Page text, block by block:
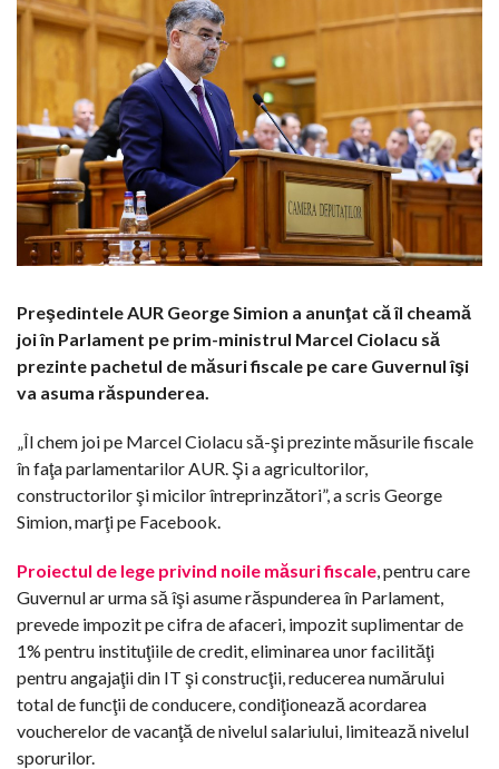
Preşedintele AUR George Simion a anunţat că îl cheamă
joi în Parlament pe prim-ministrul Marcel Ciolacu să
prezinte pachetul de măsuri fiscale pe care Guvernul îşi
va asuma răspunderea.
„Îl chem joi pe Marcel Ciolacu să-şi prezinte măsurile fiscale
în faţa parlamentarilor AUR. Şi a agricultorilor,
constructorilor şi micilor întreprinzători”, a scris George
Simion, marţi pe Facebook.
Proiectul de lege privind noile măsuri fiscale , pentru care
Guvernul ar urma să îşi asume răspunderea în Parlament,
prevede impozit pe cifra de afaceri, impozit suplimentar de
1% pentru instituţiile de credit, eliminarea unor facilităţi
pentru angajaţii din IT şi construcţii, reducerea numărului
total de funcţii de conducere, condiţionează acordarea
voucherelor de vacanţă de nivelul salariului, limitează nivelul
sporurilor.